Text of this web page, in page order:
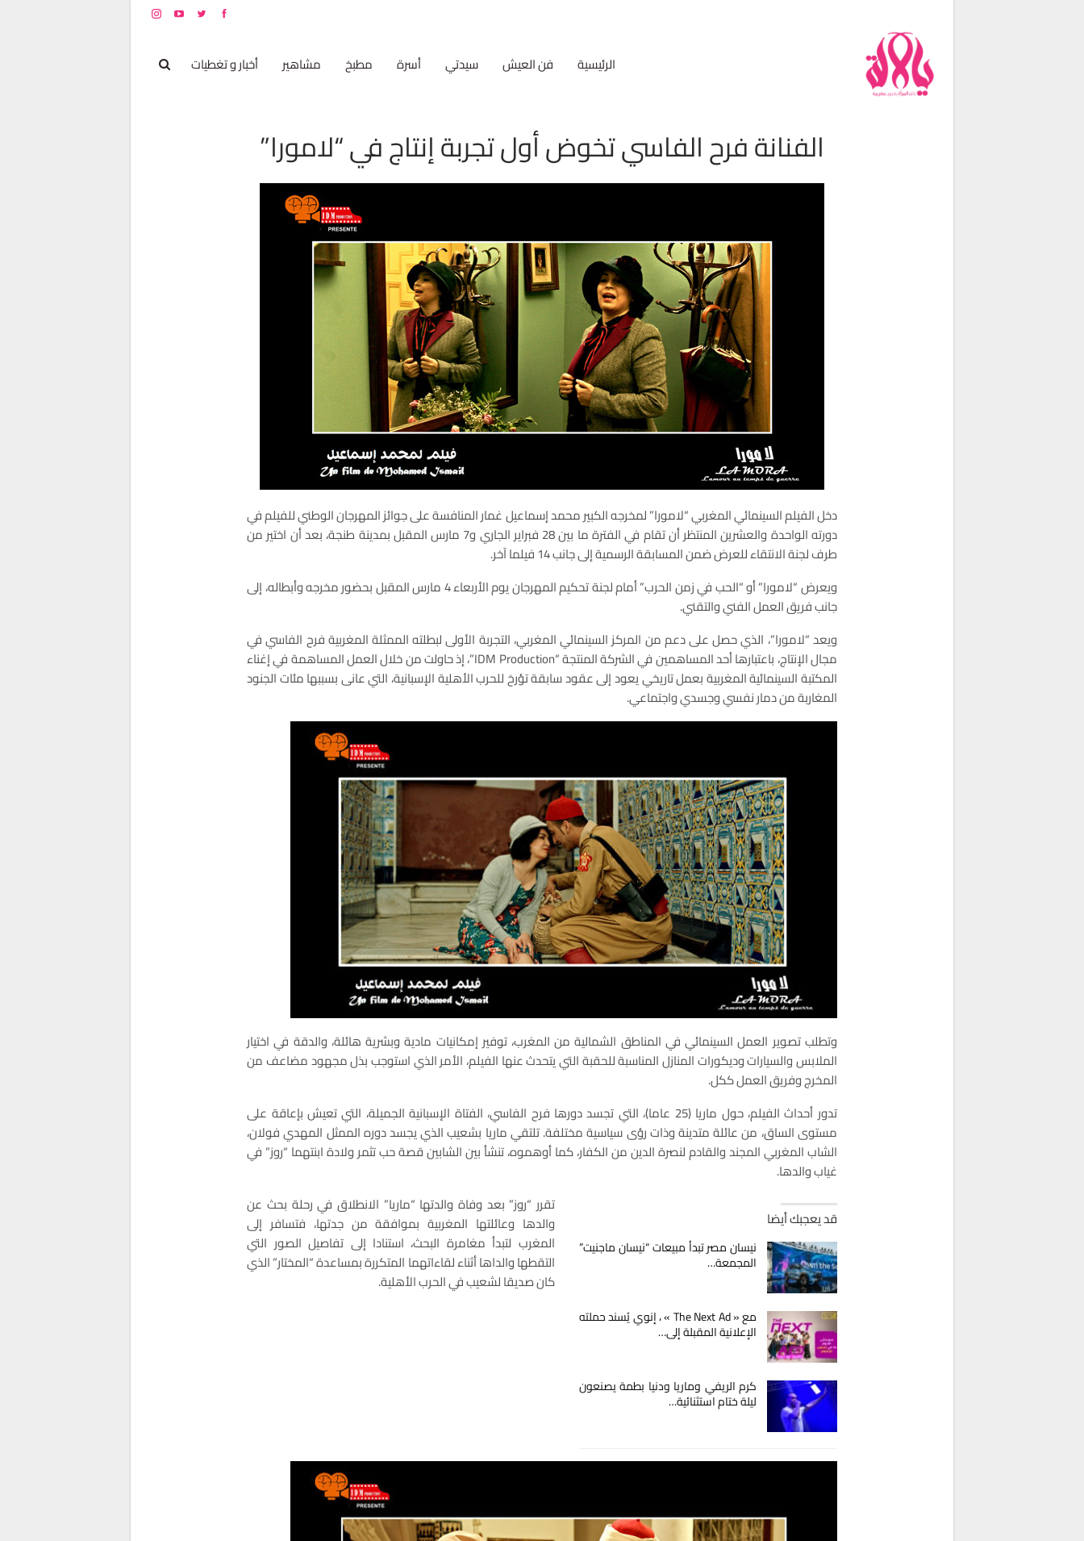
الرئيسية فن العيش سيدتي أسرة مطبخ مشاهير أخبار و تغطيات
الفنانة فرح الفاسي تخوض أول تجربة إنتاج في “لامورا”
دخل الفيلم السينمائي المغربي “لامورا” لمخرجه الكبير محمد إسماعيل غمار المنافسة على جوائز المهرجان الوطني للفيلم في
دورته الواحدة والعشرين المنتظر أن تقام في الفترة ما بين 28 فبراير الجاري و7 مارس المقبل بمدينة طنجة، بعد أن اختير من
طرف لجنة الانتقاء للعرض ضمن المسابقة الرسمية إلى جانب 14 فيلما آخر.
ويعرض “لامورا” أو “الحب في زمن الحرب” أمام لجنة تحكيم المهرجان يوم الأربعاء 4 مارس المقبل بحضور مخرجه وأبطاله، إلى
جانب فريق العمل الفني والتقني.
ويعد “لامورا”، الذي حصل على دعم من المركز السينمائي المغربي، التجربة الأولى لبطلته الممثلة المغربية فرح الفاسي في
مجال الإنتاج، باعتبارها أحد المساهمين في الشركة المنتجة “IDM Production”، إذ حاولت من خلال العمل المساهمة في إغناء
المكتبة السينمائية المغربية بعمل تاريخي يعود إلى عقود سابقة تؤرخ للحرب الأهلية الإسبانية، التي عانى بسببها مئات الجنود
المغاربة من دمار نفسي وجسدي واجتماعي.
وتطلب تصوير العمل السينمائي في المناطق الشمالية من المغرب، توفير إمكانيات مادية وبشرية هائلة، والدقة في اختيار
الملابس والسيارات وديكورات المنازل المناسبة للحقبة التي يتحدث عنها الفيلم، الأمر الذي استوجب بذل مجهود مضاعف من
المخرج وفريق العمل ككل.
تدور أحداث الفيلم، حول ماريا (25 عاما)، التي تجسد دورها فرح الفاسي، الفتاة الإسبانية الجميلة، التي تعيش بإعاقة على
مستوى الساق، من عائلة متدينة وذات رؤى سياسية مختلفة. تلتقي ماريا بشعيب الذي يجسد دوره الممثل المهدي فولان،
الشاب المغربي المجند والقادم لنصرة الدين من الكفار، كما أوهموه، تنشأ بين الشابين قصة حب تثمر ولادة ابنتهما “روز” في
غياب والدها.
قد يعجبك أيضا
نيسان مصر تبدأ مبيعات “نيسان ماجنيت”
المجمعة…
مع « The Next Ad » ، إنوي يُسند حملته
الإعلانية المقبلة إلى…
كرم الريفي وماريا ودنيا بطمة يصنعون
ليلة ختام استثنائية…
تقرر “روز” بعد وفاة والدتها “ماريا” الانطلاق في رحلة بحث عن
والدها وعائلتها المغربية بموافقة من جدتها، فتسافر إلى
المغرب لتبدأ مغامرة البحث، استنادا إلى تفاصيل الصور التي
التقطها والداها أثناء لقاءاتهما المتكررة بمساعدة “المختار” الذي
كان صديقا لشعيب في الحرب الأهلية.